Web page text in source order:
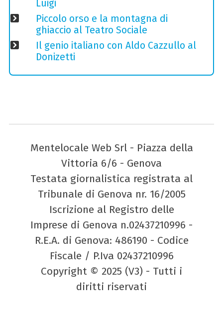
Luigi
Piccolo orso e la montagna di
ghiaccio al Teatro Sociale
Il genio italiano con Aldo Cazzullo al
Donizetti
Mentelocale Web Srl - Piazza della
Vittoria 6/6 - Genova
Testata giornalistica registrata al
Tribunale di Genova nr. 16/2005
Iscrizione al Registro delle
Imprese di Genova n.02437210996 -
R.E.A. di Genova: 486190 - Codice
Fiscale / P.Iva 02437210996
Copyright © 2025 (V3) - Tutti i
diritti riservati